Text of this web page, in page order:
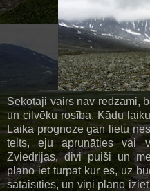
Sekotāji vairs nav redzami,
un cilvēku rosība. Kādu
Laika prognoze gan lietu
telts, eju aprunāties vai
Zviedrijas, divi puiši un
plāno iet turpat kur es, uz
sataisīties, un viņi plāno